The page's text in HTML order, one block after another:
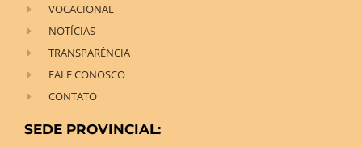
VOCACIONAL
NOTÍCIAS
TRANSPARÊNCIA
FALE CONOSCO
CONTATO
SEDE PROVINCIAL: